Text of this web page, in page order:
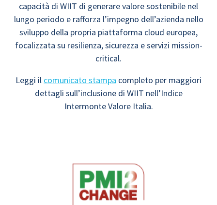
capacità di WIIT di generare valore sostenibile nel
lungo periodo e rafforza l’impegno dell’azienda nello
sviluppo della propria piattaforma cloud europea,
focalizzata su resilienza, sicurezza e servizi mission-
critical.
Leggi il comunicato stampa completo per maggiori
dettagli sull’inclusione di WIIT nell’Indice
Intermonte Valore Italia.